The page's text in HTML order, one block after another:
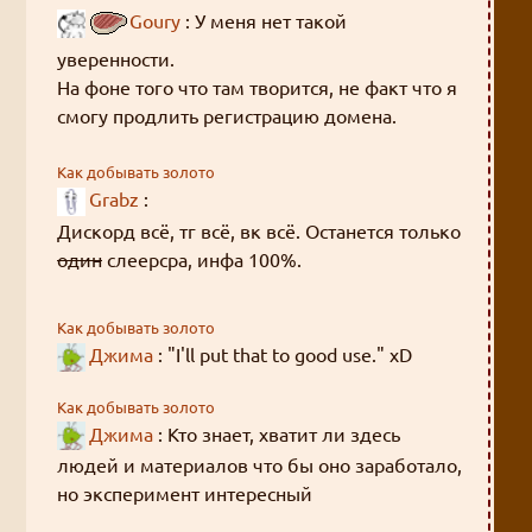
Goury : У меня нет такой
уверенности.
На фоне того что там творится, не факт что я
смогу продлить регистрацию домена.
Так что, скорее всего, останется только
слеерсзипа.
А слеерсра рано или поздно закончится, к
сожалению.
Как добывать золото
Grabz :
Дискорд всё, тг всё, вк всё. Останется только
одинслеерсра, инфа 100%.
Как добывать золото
Джима : "I'll put that to good use." xD
Как добывать золото
Джима : Кто знает, хватит ли здесь
людей и материалов что бы оно заработало,
но эксперимент интересный